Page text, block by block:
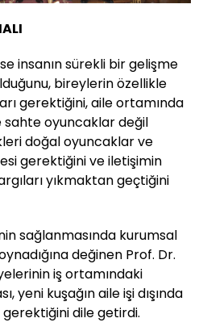
insanın sürekli bir gelişme
bireylerin özellikle
gerektiğini, aile ortamında
sahte oyuncaklar değil
doğal oyuncaklar ve
gerektiğini ve iletişimin
yıkmaktan geçtiğini
sağlanmasında kurumsal
değinen Prof. Dr.
iş ortamındaki
yeni kuşağın aile işi dışında
dile getirdi.